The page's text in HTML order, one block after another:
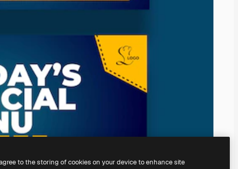
to the storing of cookies on your device to enhance site